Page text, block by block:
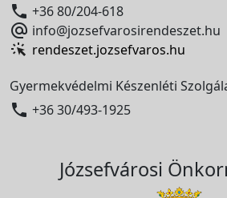
 +36 80/204-618
 info@jozsefvarosirendeszet.hu
rendeszet.jozsefvaros.hu
Gyermekvédelmi Készenléti
 +36 30/493-1925
Józsefvárosi